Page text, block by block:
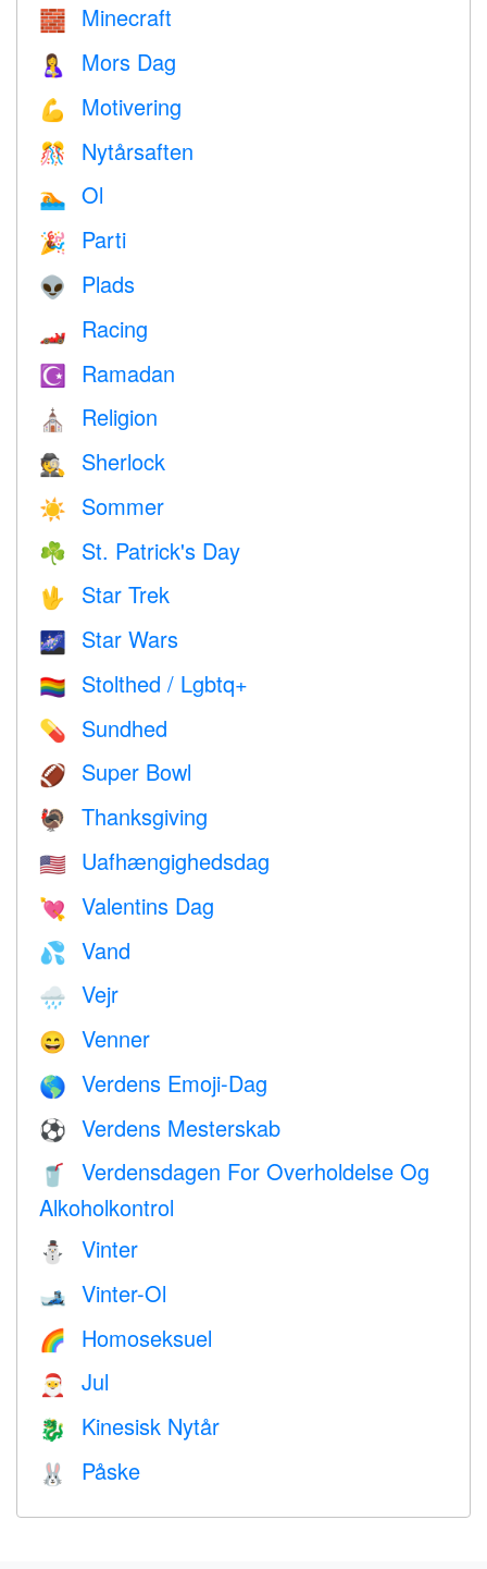
🧱 Minecraft
🤱 Mors Dag
💪 Motivering
🎊 Nytårsaften
🏊 Ol
🎉 Parti
👽 Plads
🏎 Racing
☪️ Ramadan
⛪️ Religion
🕵️ Sherlock
☀️ Sommer
☘️ St. Patrick's Day
🖖 Star Trek
🌌 Star Wars
🏳️‍🌈 Stolthed / Lgbtq+
💊 Sundhed
🏈 Super Bowl
🦃 Thanksgiving
🇺🇸 Uafhængighedsdag
💘 Valentins Dag
💦 Vand
🌧 Vejr
😄 Venner
🌎 Verdens Emoji-Dag
⚽ Verdens Mesterskab
🥤
Verdensdagen For Overholdelse Og
Alkoholkontrol
⛄ Vinter
🎿 Vinter-Ol
🌈 Homoseksuel
🎅 Jul
🐉 Kinesisk Nytår
🐰 Påske